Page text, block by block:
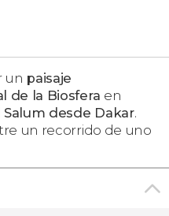
un paisaje
de la Biosfera en
desde Dakar.
un recorrido de uno